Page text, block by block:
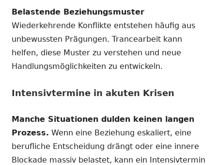
Belastende Beziehungsmuster
Wiederkehrende Konflikte entstehen häufig aus
unbewussten Prägungen. Trancearbeit kann
helfen, diese Muster zu verstehen und neue
Handlungsmöglichkeiten zu entwickeln.
Intensivtermine in akuten Krisen
Manche Situationen dulden keinen langen
Prozess. Wenn eine Beziehung eskaliert, eine
berufliche Entscheidung drängt oder eine innere
Blockade massiv belastet, kann ein Intensivtermin